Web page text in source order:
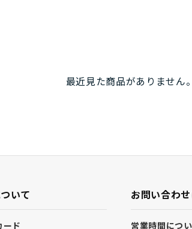
最近見た商品がありません。
いて
ード
お問い合わ
営業時間につ